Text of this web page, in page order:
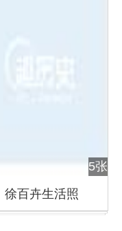
5张
徐百卉生活照